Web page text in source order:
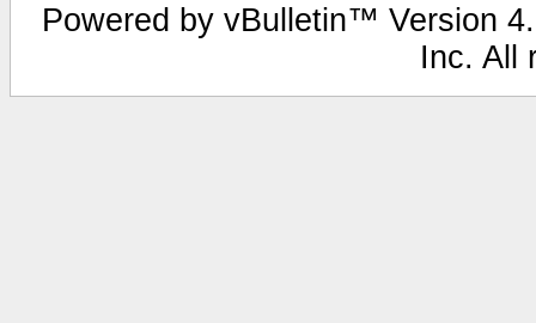
Powered by vBulletin™ Version
Inc. All